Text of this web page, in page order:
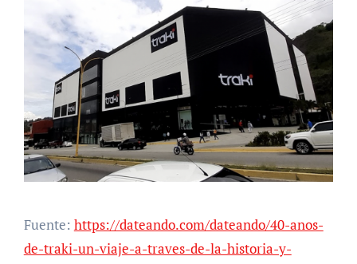
Fuente: https://dateando.com/dateando/40-anos-
de-traki-un-viaje-a-traves-de-la-historia-y-